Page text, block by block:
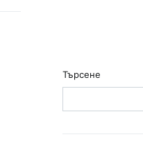
Търсене